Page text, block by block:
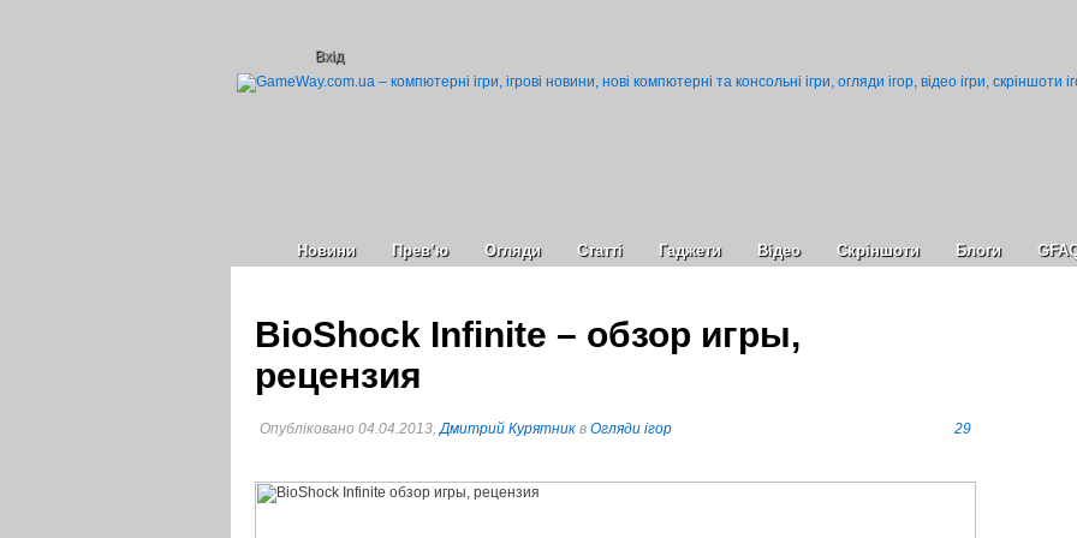
Вхід
Новини Прев’ю Огляди Статті Гаджети Відео Cкріншоти Блоги
BioShock Infinite – обзор игры,
рецензия
Опубліковано 04.04.2013,Дмитрий Курятник в Огляди ігор 29